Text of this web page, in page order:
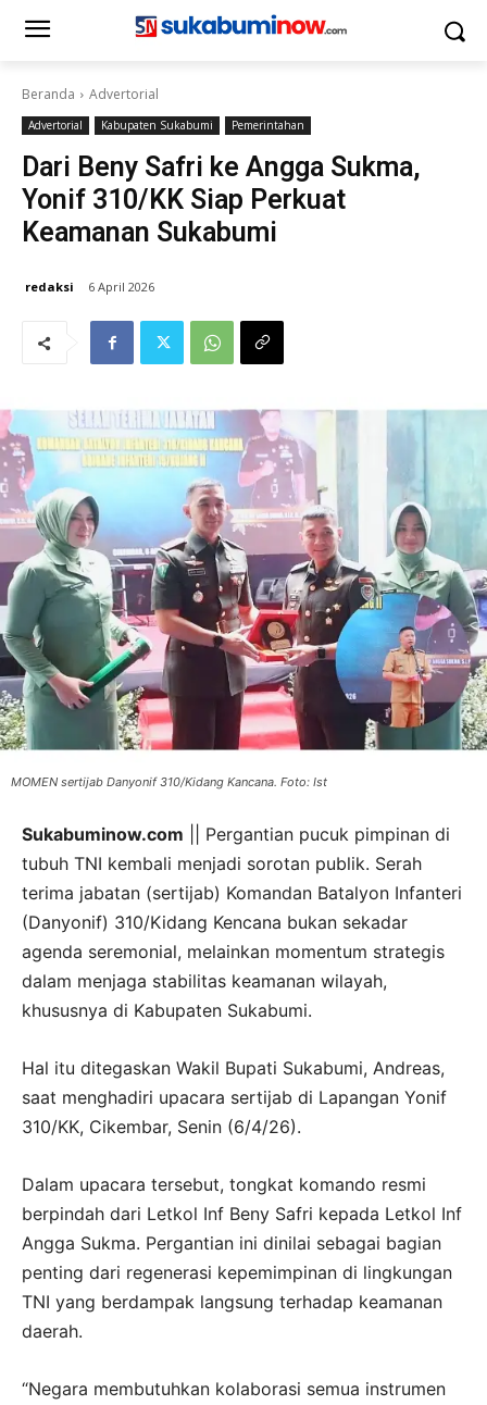
Beranda Advertorial
Advertorial Kabupaten Sukabumi Pemerintahan
Dari Beny Safri ke Angga Sukma,
Yonif 310/KK Siap Perkuat
Keamanan Sukabumi
redaksi 6 April 2026
MOMEN sertijab Danyonif 310/Kidang Kancana. Foto: Ist
Sukabuminow.com || Pergantian pucuk pimpinan di
tubuh TNI kembali menjadi sorotan publik. Serah
terima jabatan (sertijab) Komandan Batalyon Infanteri
(Danyonif) 310/Kidang Kencana bukan sekadar
agenda seremonial, melainkan momentum strategis
dalam menjaga stabilitas keamanan wilayah,
khususnya di Kabupaten Sukabumi.
Hal itu ditegaskan Wakil Bupati Sukabumi, Andreas,
saat menghadiri upacara sertijab di Lapangan Yonif
310/KK, Cikembar, Senin (6/4/26).
Dalam upacara tersebut, tongkat komando resmi
berpindah dari Letkol Inf Beny Safri kepada Letkol Inf
Angga Sukma. Pergantian ini dinilai sebagai bagian
penting dari regenerasi kepemimpinan di lingkungan
TNI yang berdampak langsung terhadap keamanan
daerah.
“Negara membutuhkan kolaborasi semua instrumen